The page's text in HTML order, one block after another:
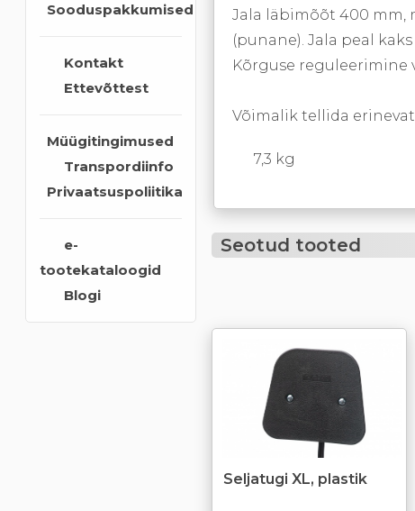
Sooduspakkumised
Kontakt
Ettevõttest
Müügitingimused
Transpordiinfo
Privaatsuspoliitika
e-
tootekataloogid
Blogi
Jala läbimõõt 400 mm,
(punane). Jala peal
Kõrguse reguleerimine
Võimalik tellida
7,3 kg
Seotud tooted
Seljatugi XL, plastik